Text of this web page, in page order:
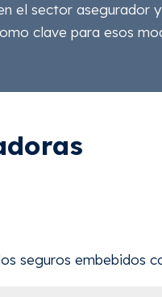
el sector asegurador
clave para esos
seguros embebidos